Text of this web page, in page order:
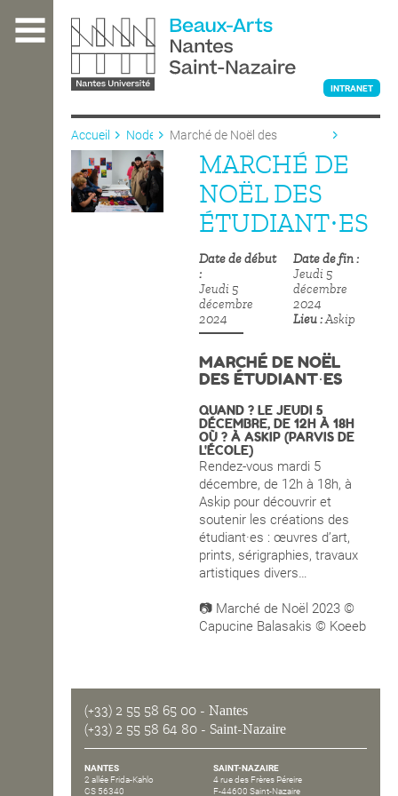
contenu
L'ÉCOLE
INTRANET
Accueil Node
Marché de Noël des
MARCHÉ DE
NOËL DES
ÉTUDIANT·ES
Date de début
Jeudi 5
décembre
2024
Date de fin
Jeudi 5
décembre
2024
Lieu Askip
MARCHÉ DE NOËL
DES ÉTUDIANT·ES
QUAND ? LE JEUDI 5
DÉCEMBRE, DE 12H À 18H
OÙ ? À ASKIP (PARVIS DE
L'ÉCOLE)
Rendez-vous mardi 5
décembre, de 12h à 18h, à
Askip pour découvrir et
soutenir les créations des
étudiant·es : œuvres d’art,
prints, sérigraphies, travaux
artistiques divers…
📷 Marché de Noël 2023 ©
Capucine Balasakis © Koeeb
(+33) 2 55 58 65 00 - Nantes
(+33) 2 55 58 64 80 - Saint-Nazaire
NANTES
2 allée Frida-Kahlo
CS 56340
SAINT-NAZAIRE
4 rue des Frères Péreire
F-44600 Saint-Nazaire